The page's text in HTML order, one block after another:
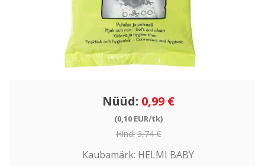
Nüüd: 0,99 €
(0,10 EUR/tk)
Hind: 3,74 €
Kaubamärk: HELMI BABY